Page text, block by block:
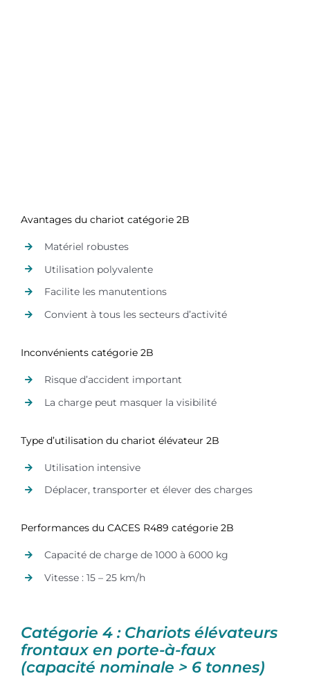
Avantages du chariot catégorie 2B
Matériel robustes
Utilisation polyvalente
Facilite les manutentions
Convient à tous les secteurs d’activité
Inconvénients catégorie 2B
Risque d’accident important
La charge peut masquer la visibilité
Type d’utilisation du chariot élévateur 2B
Utilisation intensive
Déplacer, transporter et élever des charges
Performances du CACES R489 catégorie 2B
Capacité de charge de 1000 à 6000 kg
Vitesse : 15 – 25 km/h
Catégorie 4 : Chariots élévateurs
frontaux en porte-à-faux
(capacité nominale > 6 tonnes)